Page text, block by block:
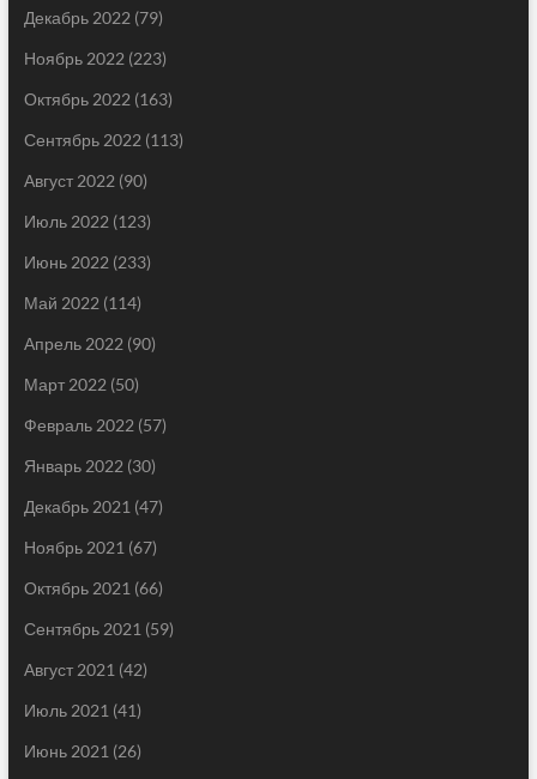
Декабрь 2022 (79)
Ноябрь 2022 (223)
Октябрь 2022 (163)
Сентябрь 2022 (113)
Август 2022 (90)
Июль 2022 (123)
Июнь 2022 (233)
Май 2022 (114)
Апрель 2022 (90)
Март 2022 (50)
Февраль 2022 (57)
Январь 2022 (30)
Декабрь 2021 (47)
Ноябрь 2021 (67)
Октябрь 2021 (66)
Сентябрь 2021 (59)
Август 2021 (42)
Июль 2021 (41)
Июнь 2021 (26)